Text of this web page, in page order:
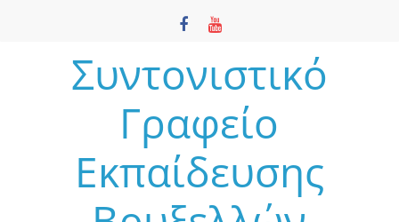
Συντονιστικό
Γραφείο
Εκπαίδευσης